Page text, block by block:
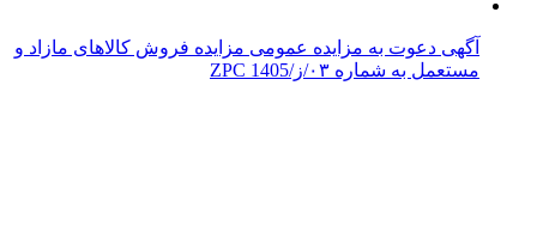
آگهی دعوت به مزایده عمومی مزایده فروش کالاهای مازاد و
مستعمل به شماره ۰۳/ز/ZPC 1405